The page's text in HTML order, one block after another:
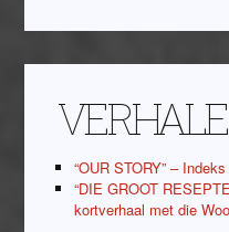
VERHALE
“OUR STORY” – Indeks
“DIE GROOT
kortverhaal met die